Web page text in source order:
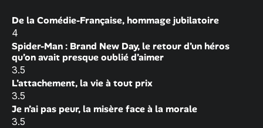
De la Comédie-Française, hommage jubilatoire
4
Spider-Man : Brand New Day, le retour d’un héros
qu’on avait presque oublié d’aimer
3.5
L’attachement, la vie à tout prix
3.5
Je n’ai pas peur, la misère face à la morale
3.5